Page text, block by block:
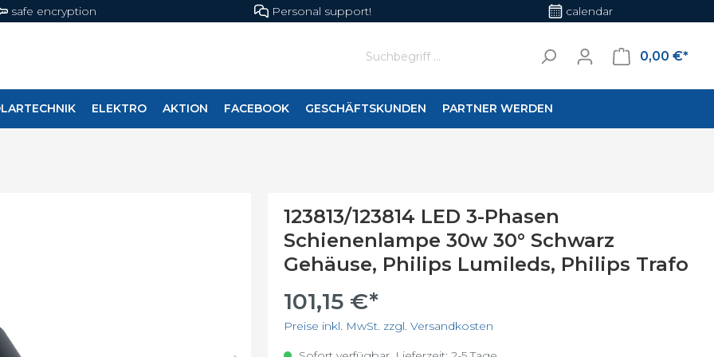
safe encryption Personal support! calendar
0,00 €*
ELEKTRO AKTION FACEBOOK GESCHÄFTSKUNDEN PARTNER WERDEN
Shopbeleuchtung Wohnraumleuchten
Komplettanlage
Mobile Solaranlage
Mobile Solarspeicher
Mobile PV-Anlage
Schalter & Steckdosen
123813/123814 LED 3-Phasen
Schienenlampe 30w 30° Schwarz
Gehäuse, Philips Lumileds, Philips Trafo
101,15 €*
Preise inkl. MwSt. zzgl. Versandkosten